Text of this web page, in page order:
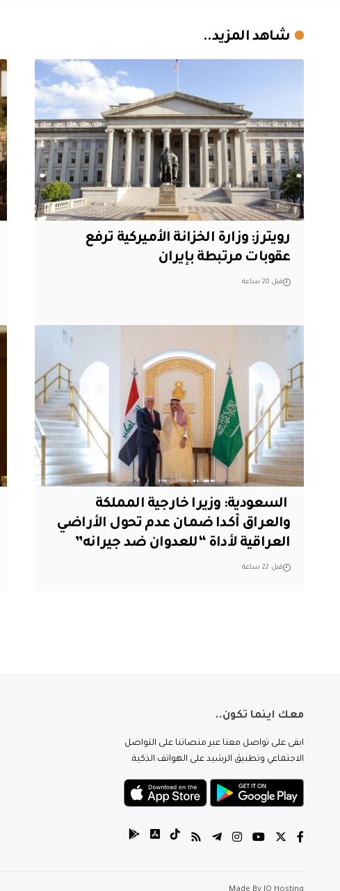
شاهد المزيد..
‏رويترز: وزارة الخزانة الأميركية ترفع
عقوبات مرتبطة بإيران
قبل 20 ساعة
‏ السعودية: وزيرا خارجية المملكة
والعراق أكدا ضمان عدم تحول الأراضي
العراقية لأداة “للعدوان ضد جيرانه”
قبل 22 ساعة
معك اينما تكون..
ابقى على تواصل معنا عبر منصاتنا على التواصل
الاجتماعي وتطبيق الرشيد على الهواتف الذكية.